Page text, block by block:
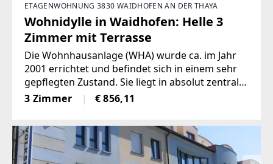
ETAGENWOHNUNG 3830 WAIDHOFEN AN DER THAYA
Wohnidylle in Waidhofen: Helle 3
Zimmer mit Terrasse
Die Wohnhausanlage (WHA) wurde ca. im Jahr
2001 errichtet und befindet sich in einem sehr
gepflegten Zustand. Sie liegt in absolut zentraler
Lage, nur wenige Schritte vom Hauptplatz
Waidhofen an der Thaya entfernt.Innerhalb der
3 Zimmer € 856,11